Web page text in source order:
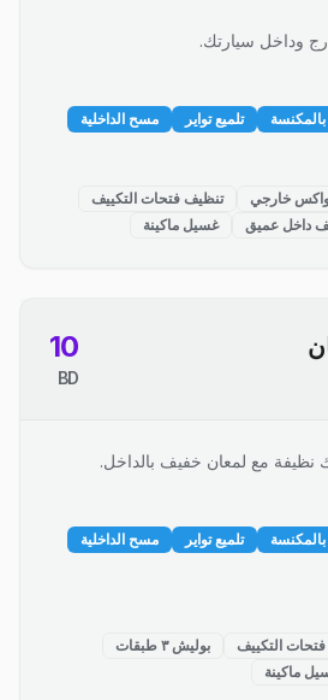
وداخل سيارتك.
تلميع تواير مسح الداخلية
خارجي
تنظيف فتحات التكييف
داخل عميق غسيل ماكينة
10
BD
نظيفة مع لمعان خفيف بالداخل.
تلميع تواير
مسح الداخلية
التكييف
بوليش ٣ طبقات
ماكينة